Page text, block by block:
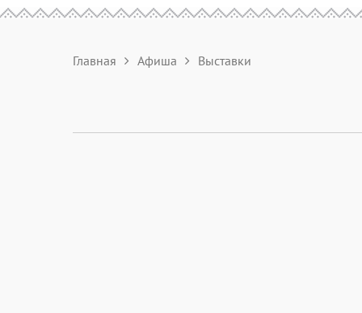
Главная Афиша Выставки